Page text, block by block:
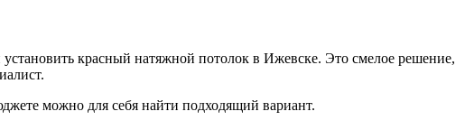
красный натяжной потолок в Ижевске. Это смелое решение,
можно для себя найти подходящий вариант.